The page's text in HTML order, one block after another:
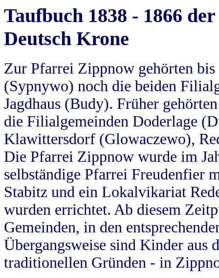
Taufbuch 1838 - 1866
Deutsch Krone
Zur Pfarrei Zippnow gehörten
(Sypnywo) noch die beiden
Jagdhaus (Budy). Früher
die Filialgemeinden Doderlage
Klawittersdorf (Glowaczewo),
Die Pfarrei Zippnow wurde im
selbständige Pfarrei Freudenfier
Stabitz und ein Lokalvikariat
wurden errichtet. Ab diesem
Gemeinden, in den
Übergangsweise sind Kinder aus
traditionellen Gründen - in